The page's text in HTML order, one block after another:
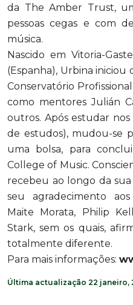
da The Amber Trust,
pessoas cegas e com
música.
Nascido em Vitoria-
(Espanha), Urbina iniciou
Conservatório
como mentores Julián
outros. Após estudar nos
de estudos), mudou-se
uma bolsa, para
College of Music.
recebeu ao longo da sua
seu agradecimento
Maite Morata, Philip
Stark, sem os quais,
totalmente diferente.
Para mais informações:
Última actualização 22 janeiro,